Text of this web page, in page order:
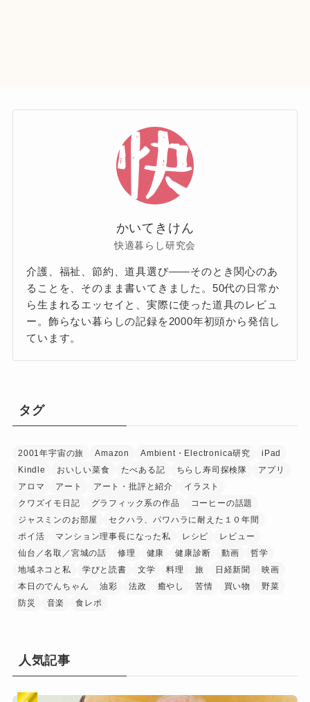
かいてきけん
快適暮らし研究会
介護、福祉、節約、道具選び——そのとき関心のあ
ることを、そのまま書いてきました。50代の日常か
ら生まれるエッセイと、実際に使った道具のレビュ
ー。飾らない暮らしの記録を2000年初頭から発信し
ています。
タグ
2001年宇宙の旅 Amazon Ambient・Electronica研究
iPad
Kindle
おいしい菜食 たべある記 ちらし寿司探検隊
アプリ
アロマ
アート アート・批評と紹介
イラスト
クワズイモ日記
グラフィック系の作品
コーヒーの話題
ジャスミンのお部屋
セクハラ、パワハラに耐えた１０年間
ポイ活
マンション理事長になった私 レシピ
レビュー
仙台／名取／宮城の話
修理 健康 健康診断 動画
哲学
地域ネコと私
学びと読書 文学 料理 旅 日経新聞
映画
本日のでんちゃん
油彩 法政 癒やし 苦情 買い物
野菜
防災
音楽 食レポ
人気記事